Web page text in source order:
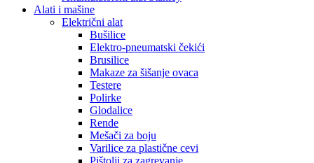
Alati i mašine
Električni alat
Bušilice
Elektro-pneumatski čekići
Brusilice
Makaze za šišanje ovaca
Testere
Polirke
Glodalice
Rende
Mešači za boju
Varilice za plastične cevi
Pištolji za zagrevanje